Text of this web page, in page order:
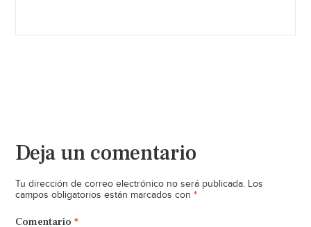
Deja un comentario
Tu dirección de correo electrónico no será publicada. Los
campos obligatorios están marcados con *
Comentario *